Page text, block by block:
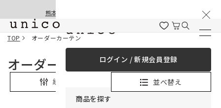
熊本地震の影響による配送遅延と停止について
ログイン / 新規会員登録
商品を探す
TOP オーダーカーテン
オーダーカーテン
絞り込み 並べ替え